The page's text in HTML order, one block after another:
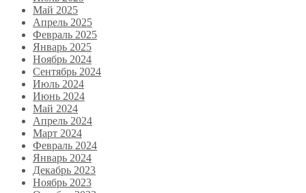
Май 2025
Апрель 2025
Февраль 2025
Январь 2025
Ноябрь 2024
Сентябрь 2024
Июль 2024
Июнь 2024
Май 2024
Апрель 2024
Март 2024
Февраль 2024
Январь 2024
Декабрь 2023
Ноябрь 2023